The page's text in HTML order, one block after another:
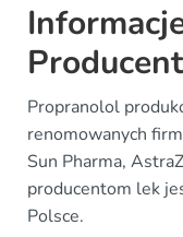
Propranolol
renomowanych
Sun Pharma,
producentom lek
Polsce.